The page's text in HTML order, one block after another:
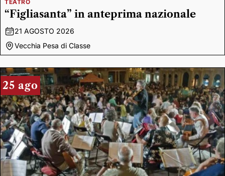
TEATRO
“Figliasanta” in anteprima nazionale
21 AGOSTO 2026
Vecchia Pesa di Classe
25 ago